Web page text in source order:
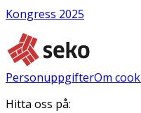
Kongress 2025
PersonuppgifterOm
Hitta oss på: